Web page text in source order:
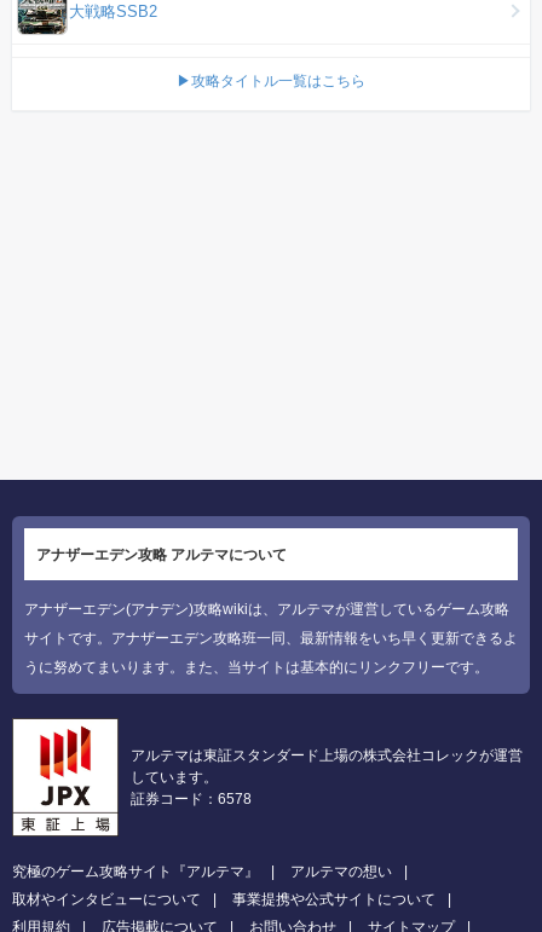
大戦略SSB2
▶攻略タイトル一覧はこちら
アナザーエデン攻略 アルテマについて
アナザーエデン(アナデン)攻略wikiは、アルテマが運営しているゲーム攻略
サイトです。アナザーエデン攻略班一同、最新情報をいち早く更新できるよ
うに努めてまいります。また、当サイトは基本的にリンクフリーです。
アルテマは東証スタンダード上場の株式会社コレックが運営
しています。
証券コード：6578
究極のゲーム攻略サイト『アルテマ』
アルテマの想い
取材やインタビューについて
事業提携や公式サイトについて
利用規約
広告掲載について お問い合わせ サイトマップ